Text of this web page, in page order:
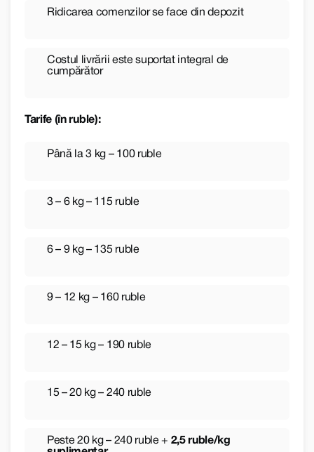
Ridicarea comenzilor se face din depozit
Costul livrării este suportat integral de
cumpărător
Tarife (în ruble):
Până la 3 kg – 100 ruble
3 – 6 kg – 115 ruble
6 – 9 kg – 135 ruble
9 – 12 kg – 160 ruble
12 – 15 kg – 190 ruble
15 – 20 kg – 240 ruble
Peste 20 kg – 240 ruble + 2,5 ruble/kg